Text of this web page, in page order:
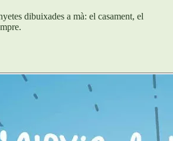
dibuixades a mà: el casament, el